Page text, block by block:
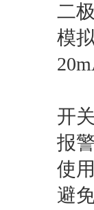
二
模
开
报
使
避